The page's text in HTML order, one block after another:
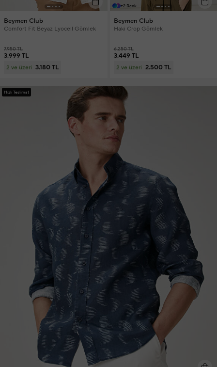
Beymen Club
Comfort Fit Beyaz Lyocell Gömlek
7.950 TL
3.999 TL
2 ve üzeri 3.180 TL
+2 Renk
Beymen Club
Haki Crop Gömlek
6.250 TL
3.449 TL
2 ve üzeri 2.500 TL
Hızlı Teslimat